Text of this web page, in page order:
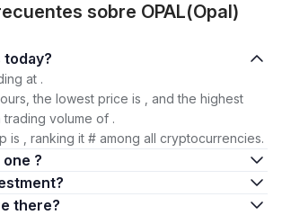
sobre OPAL(Opal)
1. How much is today?
at .
the lowest price is , and the highest
trading volume of .
is , ranking it # among all cryptocurrencies.
one ?
many are there?